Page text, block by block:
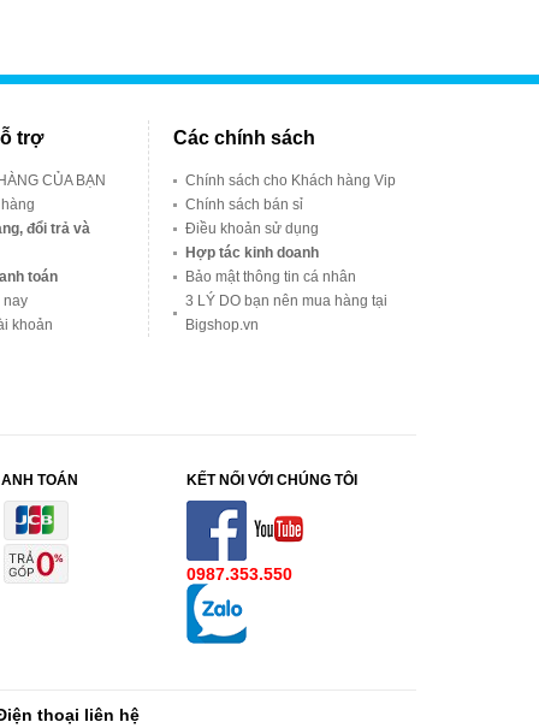
trợ
CỦA BẠN
đổi trả và
toán
nay
khoản
Các chính sách
Chính sách cho Khách hàng Vip
Chính sách bán sỉ
Điều khoản sử dụng
Hợp tác kinh doanh
Bảo mật thông tin cá nhân
3 LÝ DO bạn nên mua hàng tại
Bigshop.vn
KẾT NỐI VỚI CHÚNG TÔI
0987.353.550
TOÁN
thoại liên hệ